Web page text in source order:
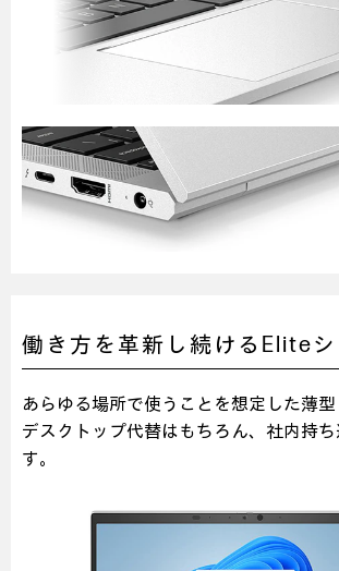
働き方を革新し続けるElite
あらゆる場所で使うことを想定した薄型
デスクトップ代替はもちろん、社内持
す。